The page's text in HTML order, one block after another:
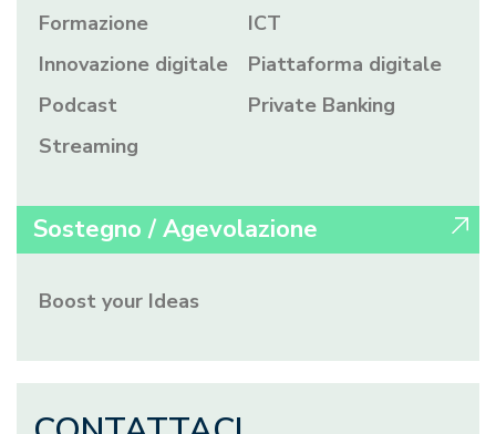
Formazione
ICT
Innovazione digitale
Piattaforma digitale
Podcast
Private Banking
Streaming
Sostegno / Agevolazione
Boost your Ideas